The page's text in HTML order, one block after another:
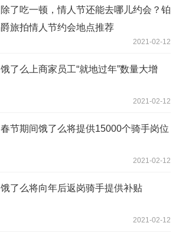
除了吃一顿，情人节还能去哪儿约会？铂
爵旅拍情人节约会地点推荐
2021-02-12
饿了么上商家员工“就地过年”数量大增
2021-02-12
春节期间饿了么将提供15000个骑手岗位
2021-02-12
饿了么将向年后返岗骑手提供补贴
2021-02-12